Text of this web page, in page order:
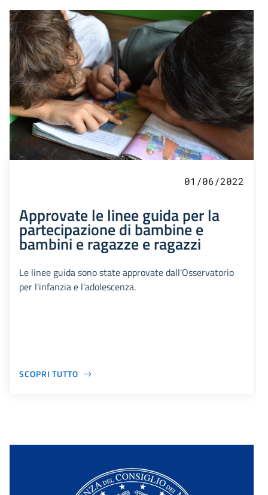
01/06/2022
Approvate le linee guida per la
partecipazione di bambine e
bambini e ragazze e ragazzi
Le linee guida sono state approvate dall'Osservatorio
per l'infanzia e l'adolescenza.
SCOPRI TUTTO